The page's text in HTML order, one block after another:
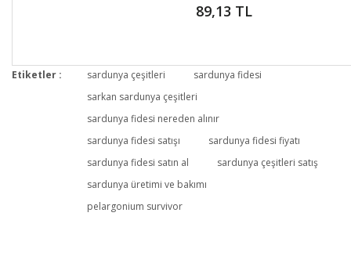
89,13 TL
Etiketler : sardunya çeşitleri
sardunya fidesi
sarkan sardunya çeşitleri
sardunya fidesi nereden alınır
sardunya fidesi satışı
sardunya fidesi fiyatı
sardunya fidesi satın al
sardunya çeşitleri satış
sardunya üretimi ve bakımı
pelargonium survivor